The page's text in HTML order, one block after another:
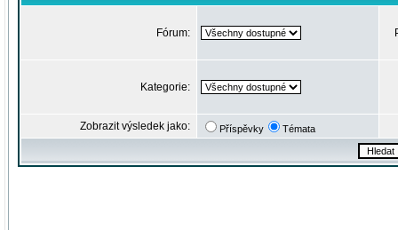
Fórum:
Kategorie:
Zobrazit výsledek jako: Příspěvky Témata